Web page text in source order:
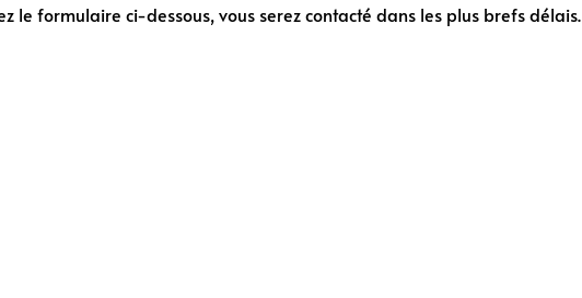
le formulaire ci-dessous, vous serez contacté dans les plus brefs délais.